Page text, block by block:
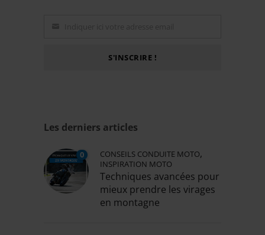
S'INSCRIRE !
Les derniers articles
0 CONSEILS CONDUITE MOTO,
INSPIRATION MOTO
Techniques avancées pour
mieux prendre les virages
en montagne